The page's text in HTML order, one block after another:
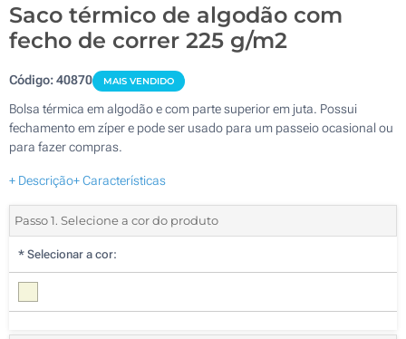
Saco térmico de algodão com
fecho de correr 225 g/m2
Código:40870 MAIS VENDIDO
Bolsa térmica em algodão e com parte superior em juta. Possui
fechamento em zíper e pode ser usado para um passeio ocasional ou
para fazer compras.
+ Descrição+ Características
Passo 1. Selecione a cor do produto
* Selecionar a cor: